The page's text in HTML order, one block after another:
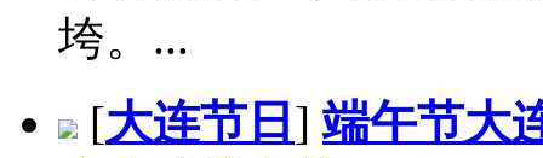
垮。...
[大连节日 ]端午节大